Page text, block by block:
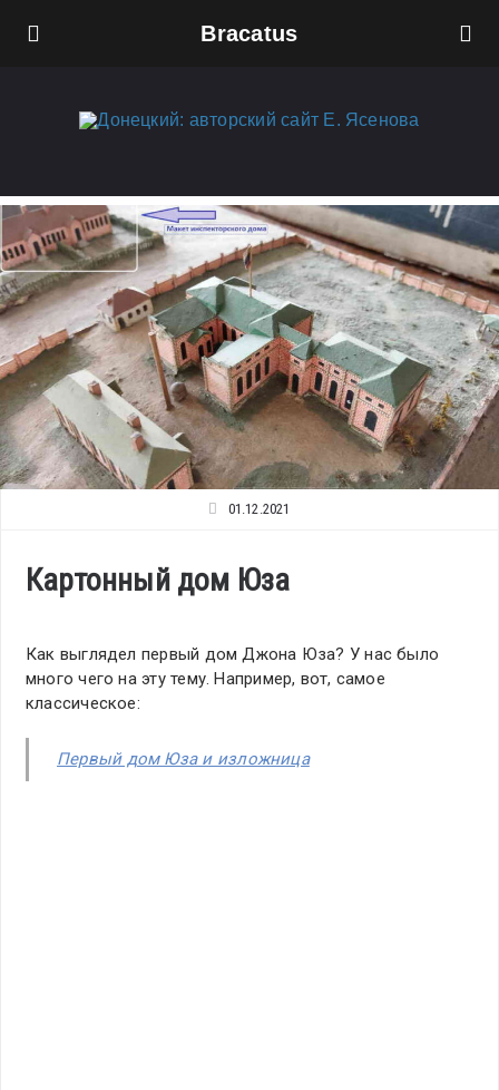
Bracatus
01.12.2021
Картонный дом Юза
Как выглядел первый дом Джона Юза? У нас было
много чего на эту тему. Например, вот, самое
классическое:
Первый дом Юза и изложница